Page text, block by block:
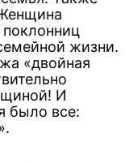
жизни.
«двойная
И
было все: